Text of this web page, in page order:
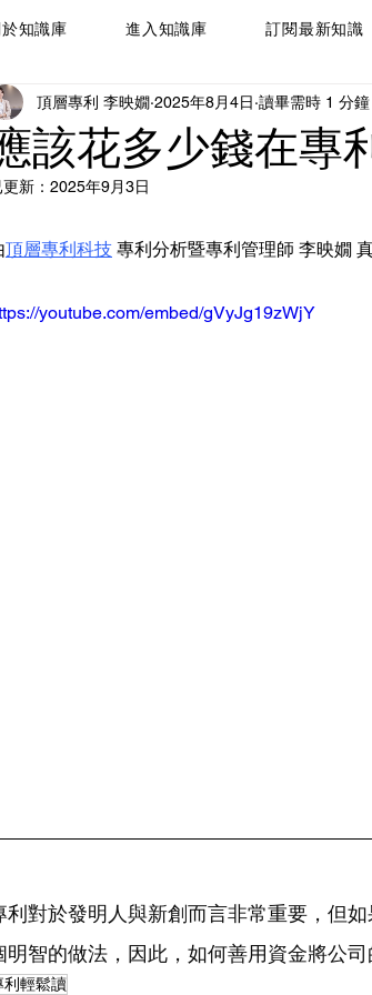
知識庫 進入知識庫 訂閱最新知識
該花多少錢在專
頂層專利 李映嫺 2025年8月4日 讀畢需時 1 分鐘
新： 2025年9月3日
頂層專利科技 專利分析暨專利管理師 李映嫺
youtube.com/embed/gVyJg19zWjY
利對於發明人與新創而言非常重要，但
明智的做法，因此，如何善用資金將公
利輕鬆讀